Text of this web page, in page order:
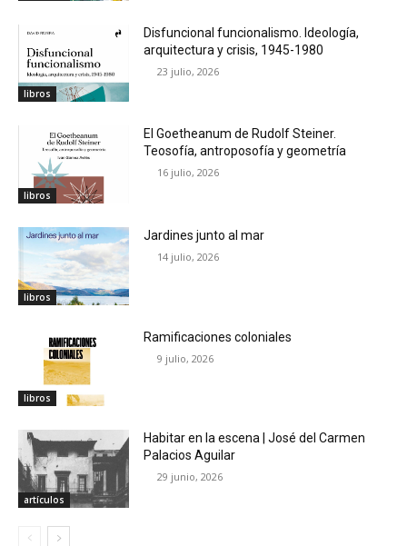
libros
Disfuncional funcionalismo. Ideología,
arquitectura y crisis, 1945-1980
23 julio, 2026
libros
El Goetheanum de Rudolf Steiner.
Teosofía, antroposofía y geometría
16 julio, 2026
libros
Jardines junto al mar
14 julio, 2026
libros
Ramificaciones coloniales
9 julio, 2026
artículos
Habitar en la escena | José del Carmen
Palacios Aguilar
29 junio, 2026